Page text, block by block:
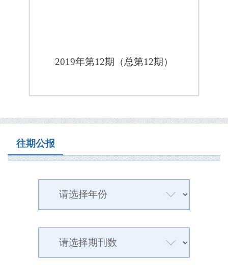
2019年第12期（总第12期）
往期公报